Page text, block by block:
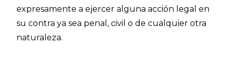
expresamente a ejercer alguna acción legal en
su contra ya sea penal, civil o de cualquier otra
naturaleza.